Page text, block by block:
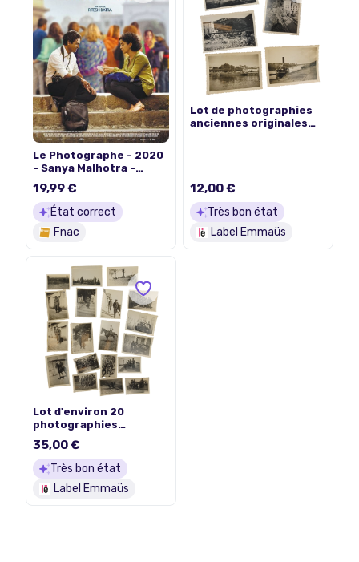
Le Photographe - 2020
- Sanya Malhotra -
116x158cm - Affiche de
cinéma originale pliée
19,99 €
État correct
Fnac
Lot de photographies
anciennes originales
12,00 €
Très bon état
Label Emmaüs
Lot d'environ 20
photographies
anciennes originales de
soldats en Groupe,
cavalerie, motos,
caserne, à Châteauroux
35,00 €
Très bon état
Label Emmaüs